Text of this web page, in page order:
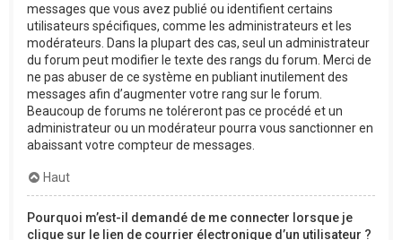
messages que vous avez publié ou identifient certains
utilisateurs spécifiques, comme les administrateurs et les
modérateurs. Dans la plupart des cas, seul un administrateur
du forum peut modifier le texte des rangs du forum. Merci de
ne pas abuser de ce système en publiant inutilement des
messages afin d’augmenter votre rang sur le forum.
Beaucoup de forums ne toléreront pas ce procédé et un
administrateur ou un modérateur pourra vous sanctionner en
abaissant votre compteur de messages.
Haut
Pourquoi m’est-il demandé de me connecter lorsque je
clique sur le lien de courrier électronique d’un utilisateur ?